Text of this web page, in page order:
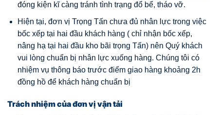
đóng kiện kĩ càng tránh tình trạng đổ bể, tháo vỡ.
Hiện tại, đơn vị Trọng Tấn chưa đủ nhân lực trong việc
bốc xếp tại hai đầu khách hàng ( chỉ nhận bốc xếp,
nâng hạ tại hai đầu kho bãi trọng Tấn) nên Quý khách
vui lòng chuẩn bị nhân lực xuống hàng. Chúng tôi có
nhiệm vụ thông báo trước điểm giao hàng khoảng 2h
đồng hồ để khách hàng chuẩn bị
Trách nhiệm của đơn vị vận tải